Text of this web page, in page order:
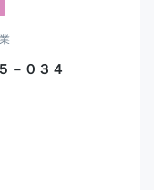
－０３４